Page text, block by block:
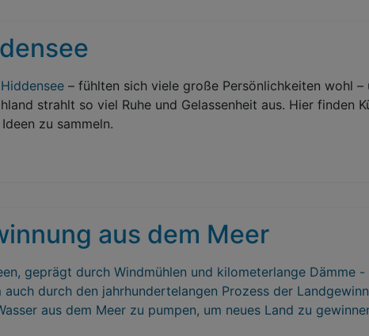
Hiddensee – fühlten sich viele große Persönlichkeiten wohl –
strahlt so viel Ruhe und Gelassenheit aus. Hier finden
zu sammeln.
aus dem Meer
geprägt durch Windmühlen und kilometerlange Dämme
durch den jahrhundertelangen Prozess der
aus dem Meer zu pumpen, um neues Land zu